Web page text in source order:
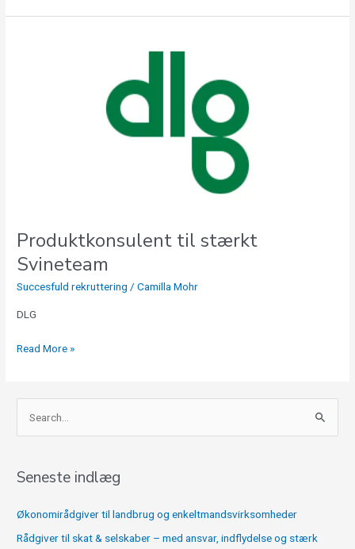
Produktkonsulent til stærkt
Svineteam
Succesfuld rekruttering /Camilla Mohr
DLG
Read More »
e
Seneste indlæg
Økonomirådgiver til landbrug og enkeltmandsvirksomheder
Rådgiver til skat & selskaber – med ansvar, indflydelse og stærk